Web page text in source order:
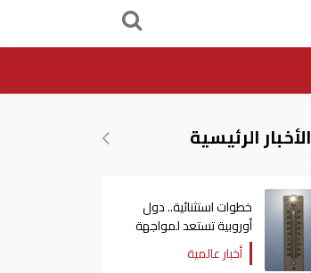
الأخبار الرئيسية
خطوات استثنائية.. دول
أوروبية تستعد لمواجهة
موجة حر غير مسبوقة
أخبار عالمية